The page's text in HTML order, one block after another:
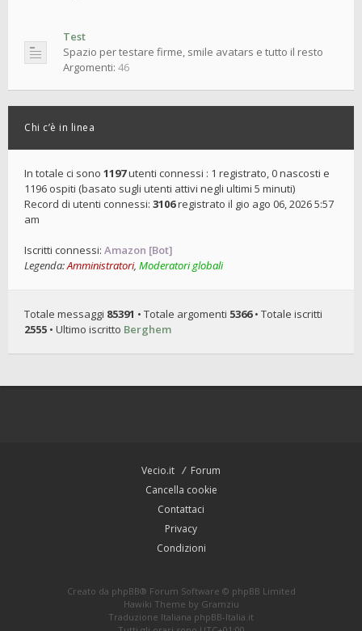
Test
Spazio per testare firme, smile avatars e tutto il resto
Argomenti: 46
Chi c’è in linea
In totale ci sono 1197utenti connessi : 1 registrato, 0 nascosti e
1196 ospiti (basato sugli utenti attivi negli ultimi 5 minuti)
Record di utenti connessi: 3106registrato il gio ago 06, 2026 5:57
am
Iscritti connessi: Amazon [Bot]
Legenda:Amministratori, Moderatori globali
Totale messaggi 85391 • Totale argomenti 5366• Totale iscritti
2555 • Ultimo iscritto Berghem
Vecio.it
Forum
Cancella cookie
Contattaci
Privacy
Condizioni
Creato da phpBB® Forum Software © phpBB Limited
Hawiki Theme by Gramziu
Traduzione Italiana phpBB-Italia.it